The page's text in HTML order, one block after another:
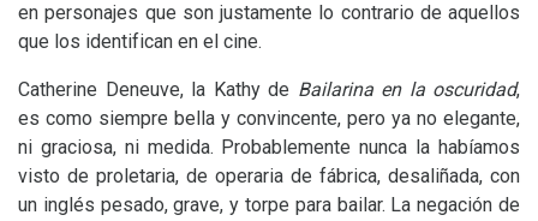
en personajes que son justamente lo contrario de aquellos
que los identifican en el cine.
Catherine Deneuve, la Kathy de Bailarina en la oscuridad,
es como siempre bella y convincente, pero ya no elegante,
ni graciosa, ni medida. Probablemente nunca la habíamos
visto de proletaria, de operaria de fábrica, desaliñada, con
un inglés pesado, grave, y torpe para bailar. La negación de